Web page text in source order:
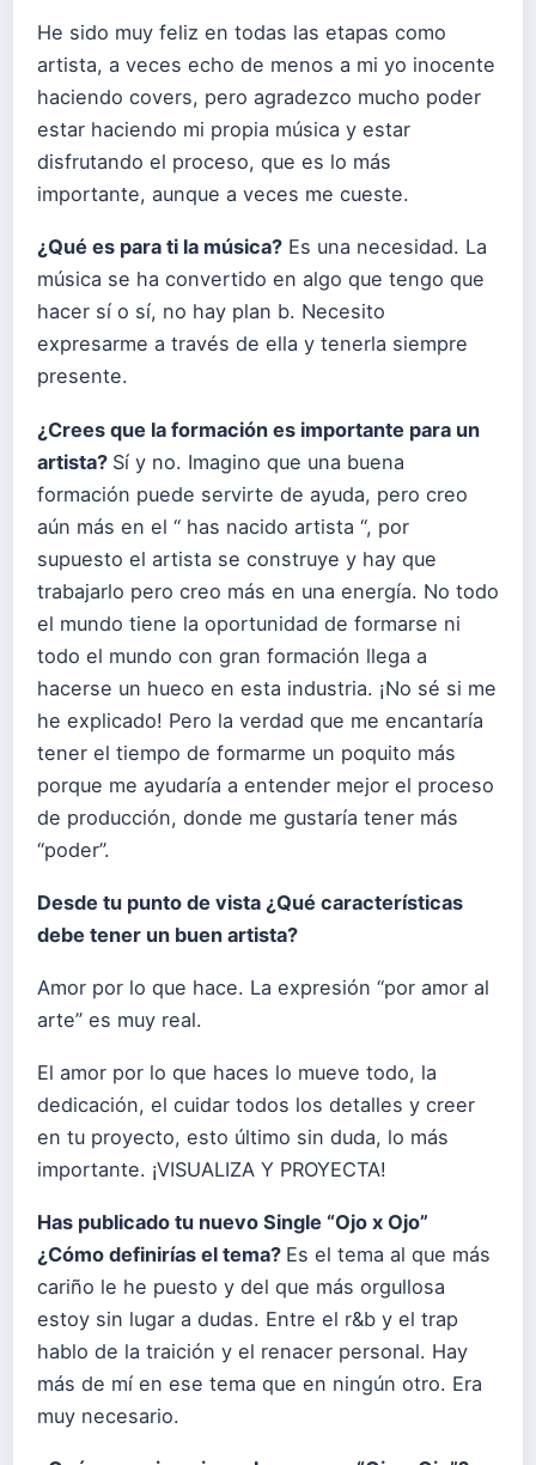
He sido muy feliz en todas las etapas como
artista, a veces echo de menos a mi yo inocente
haciendo covers, pero agradezco mucho poder
estar haciendo mi propia música y estar
disfrutando el proceso, que es lo más
importante, aunque a veces me cueste.
¿Qué es para ti la música? Es una necesidad. La
música se ha convertido en algo que tengo que
hacer sí o sí, no hay plan b. Necesito
expresarme a través de ella y tenerla siempre
presente.
¿Crees que la formación es importante para un
artista? Sí y no. Imagino que una buena
formación puede servirte de ayuda, pero creo
aún más en el “ has nacido artista “, por
supuesto el artista se construye y hay que
trabajarlo pero creo más en una energía. No todo
el mundo tiene la oportunidad de formarse ni
todo el mundo con gran formación llega a
hacerse un hueco en esta industria. ¡No sé si me
he explicado! Pero la verdad que me encantaría
tener el tiempo de formarme un poquito más
porque me ayudaría a entender mejor el proceso
de producción, donde me gustaría tener más
“poder”.
Desde tu punto de vista ¿Qué características
debe tener un buen artista?
Amor por lo que hace. La expresión “por amor al
arte” es muy real.
El amor por lo que haces lo mueve todo, la
dedicación, el cuidar todos los detalles y creer
en tu proyecto, esto último sin duda, lo más
importante. ¡VISUALIZA Y PROYECTA!
Has publicado tu nuevo Single “Ojo x Ojo”
¿Cómo definirías el tema? Es el tema al que más
cariño le he puesto y del que más orgullosa
estoy sin lugar a dudas. Entre el r&b y el trap
hablo de la traición y el renacer personal. Hay
más de mí en ese tema que en ningún otro. Era
muy necesario.